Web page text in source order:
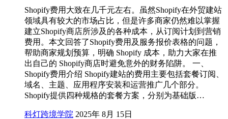
Shopify费用大致在几千元左右。虽然Shopify在外贸建站
领域具有较大的市场占比，但是许多商家仍然难以掌握
建立Shopify商店所涉及的各种成本，从订阅计划到营销
费用。本文回答了Shopify费用及服务报价表格的问题，
帮助商家规划预算，明确 Shopify 成本，助力大家在推
出自己的 Shopify商店时避免意外的财务陷阱。 一、
Shopify费用介绍 Shopify建站的费用主要包括套餐订阅、
域名、主题、应用程序安装和运营推广几个部分。
Shopify提供四种规格的套餐方案，分别为基础版…
科灯跨境学院 2025年 8月 15日